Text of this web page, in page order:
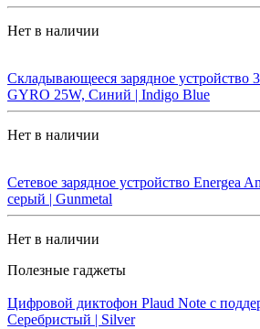
Нет в наличии
Складывающееся зарядное устройство
GYRO 25W, Синий | Indigo Blue
Нет в наличии
Сетевое зарядное устройство Energea
серый | Gunmetal
Нет в наличии
Полезные гаджеты
Цифровой диктофон Plaud Note с
Серебристый | Silver